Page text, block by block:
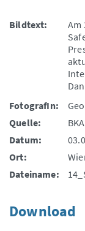
Bildtext:
Am
FotografIn:
Quelle:
Datum:
Ort:
Dateiname:
Download